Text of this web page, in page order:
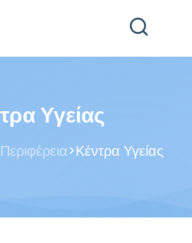
Υγείας
>Κέντρα Υγείας